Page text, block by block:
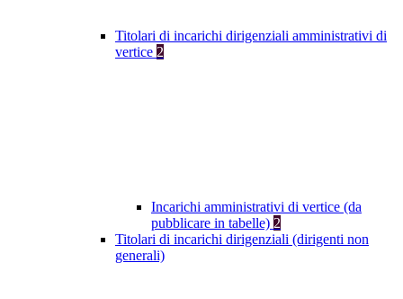
Titolari di incarichi dirigenziali amministrativi di
vertice 2
Incarichi amministrativi di vertice (da
pubblicare in tabelle) 2
Titolari di incarichi dirigenziali (dirigenti non
generali)